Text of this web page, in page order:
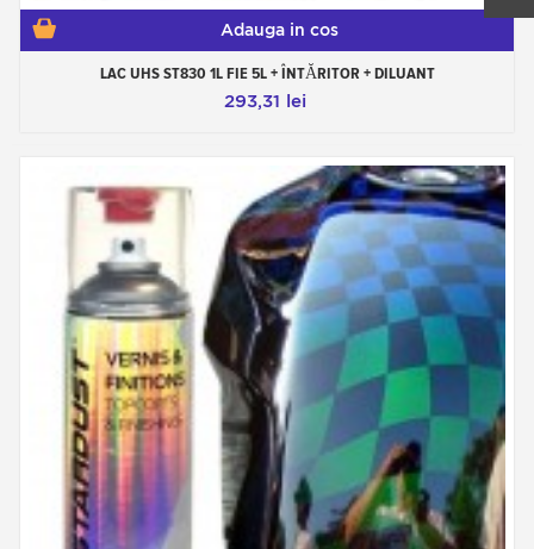
Adauga in cos
LAC UHS ST830 1L FIE 5L + ÎNTĂRITOR + DILUANT
293,31 lei